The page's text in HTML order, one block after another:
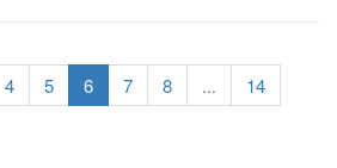
4 5 6 7 8 ...
14